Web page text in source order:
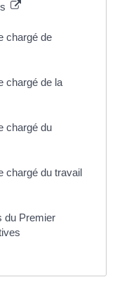
chargé de
chargé de la
chargé du
chargé du travail
du Premier